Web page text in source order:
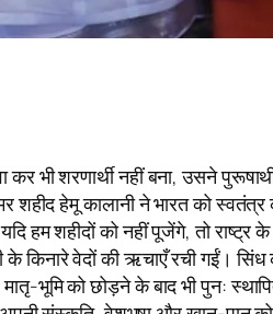
भी शरणार्थी नहीं बना, उसने
शहीद हेमू कालानी ने भारत को
हम शहीदों को नहीं पूजेंगे, तो राष्ट्र
किनारे वेदों की ऋचाएँ रची गईं।
भूमि को छोड़ने के बाद भी पुन: